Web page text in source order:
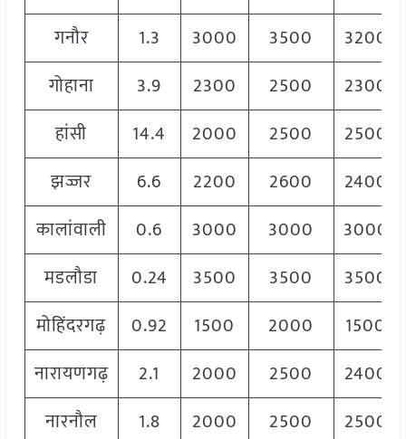
गनौर
1.3 3000 3500
3200
गोहाना
3.9 2300 2500
2300
हांसी
14.4 2000 2500
2500
झज्जर
6.6 2200 2600
2400
कालांवाली
0.6 3000 3000
3000
मडलौडा
0.24 3500 3500
3500
मोहिंदरगढ़
0.92 1500 2000
1500
नारायणगढ़
2.1 2000 2500
2400
नारनौल
1.8 2000 2500
2500